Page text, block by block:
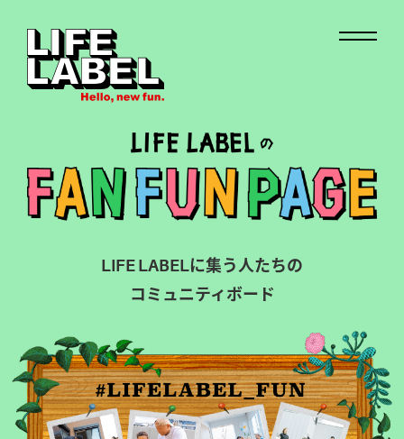
LIFE LABELに集う人たちの
コミュニティボード